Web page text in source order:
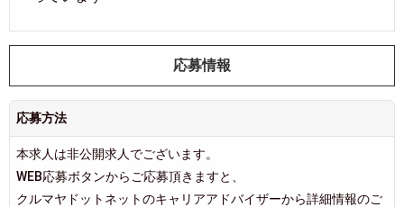
応募情報
応募方法
本求人は非公開求人でございます。
WEB応募ボタンからご応募頂きますと、
クルマヤドットネットのキャリアアドバイザーから詳細情報のご